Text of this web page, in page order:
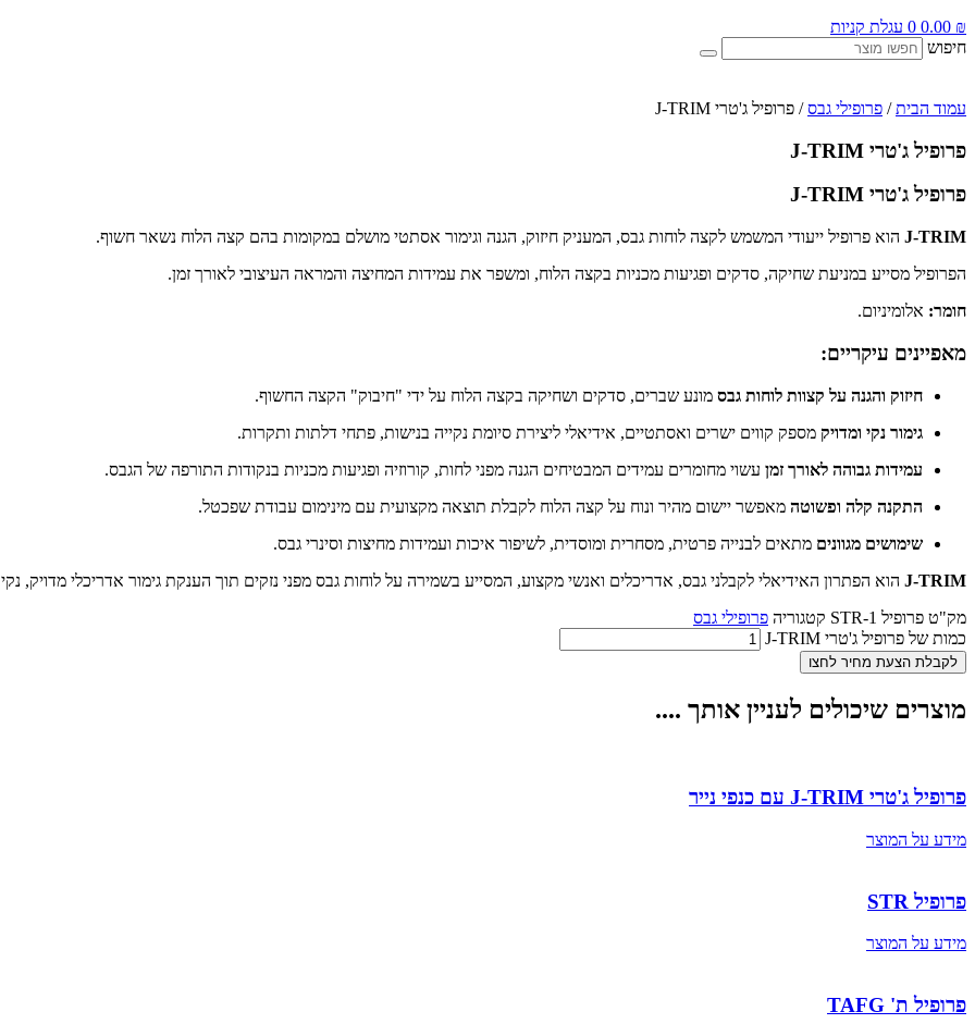
0.00 ₪
0 עגלת קניות
חיפוש
עמוד הבית/ פרופילי גבס/ פרופיל ג'טרי J-TRIM
פרופיל ג'טרי J-TRIM
פרופיל ג'טרי J-TRIM
J-TRIM הוא פרופיל ייעודי המשמש לקצה לוחות גבס, המעניק חיזוק, הגנה וגימור אסתטי מושלם במקומות בהם קצה הלוח נשאר חשוף.
הפרופיל מסייע במניעת שחיקה, סדקים ופגיעות מכניות בקצה הלוח, ומשפר את עמידות המחיצה והמראה העיצובי לאורך זמן.
חומר: אלומיניום.
מאפיינים עיקריים:
חיזוק והגנה על קצוות לוחות גבס מונע שברים, סדקים ושחיקה בקצה הלוח על ידי "חיבוק" הקצה החשוף.
גימור נקי ומדויק מספק קווים ישרים ואסתטיים, אידיאלי ליצירת סיומת נקייה בנישות, פתחי דלתות ותקרות.
עמידות גבוהה לאורך זמן עשוי מחומרים עמידים המבטיחים הגנה מפני לחות, קורוזיה ופגיעות מכניות בנקודות התורפה של הגבס.
התקנה קלה ופשוטה מאפשר יישום מהיר ונוח על קצה הלוח לקבלת תוצאה מקצועית עם מינימום עבודת שפכטל.
שימושים מגוונים מתאים לבנייה פרטית, מסחרית ומוסדית, לשיפור איכות ועמידות מחיצות וסינרי גבס.
J-TRIM הוא הפתרון האידיאלי לקבלני גבס, אדריכלים ואנשי מקצוע, המסייע בשמירה על לוחות גבס מפני נזקים תוך הענקת גימור אדריכלי מדויק,
מק"ט פרופיל STR-1 קטגוריה פרופילי גבס
כמות של פרופיל ג'טרי J-TRIM
לקבלת הצעת מחיר לחצו
מוצרים שיכולים לעניין אותך ....
פרופיל ג'טרי J-TRIM עם כנפי נייר
מידע על המוצר
פרופיל STR
מידע על המוצר
פרופיל ת' TAFG